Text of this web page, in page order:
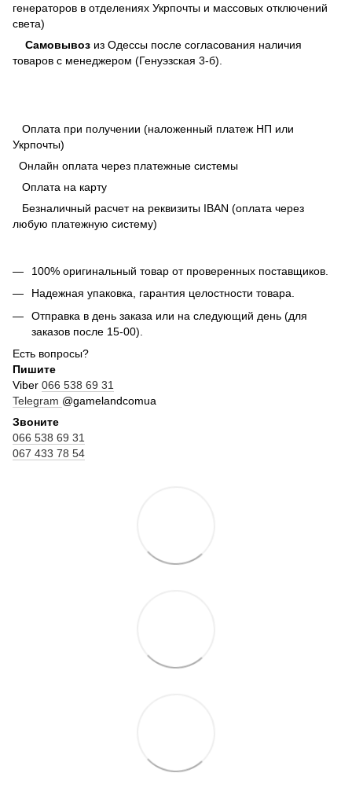
генераторов в отделениях Укрпочты и массовых отключений
света)
Самовывоз из Одессы после согласования наличия
товаров с менеджером (Генуэзская 3-б).
Оплата при получении (наложенный платеж НП или
Укрпочты)
Онлайн оплата через платежные системы
Оплата на карту
Безналичный расчет на реквизиты IBAN (оплата через
любую платежную систему)
100% оригинальный товар от проверенных поставщиков.
Надежная упаковка, гарантия целостности товара.
Отправка в день заказа или на следующий день (для
заказов после 15-00).
Есть вопросы?
Пишите
Viber 066 538 69 31
Telegram @gamelandcomua
Звоните
066 538 69 31
067 433 78 54